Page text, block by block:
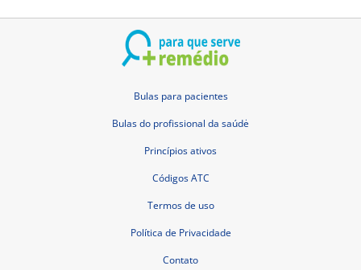
Bulas para pacientes
Bulas do profissional da saúdė
Princípios ativos
Códigos ATC
Termos de uso
Política de Privacidade
Contato